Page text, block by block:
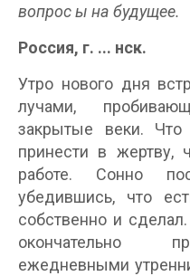
вопросы на будущее.
Россия, г. ... нск.
Утро нового дня
лучами,
закрытые веки.
принести в жертву,
работе. Сонно
убедившись, что
собственно и
окончательно
ежедневными